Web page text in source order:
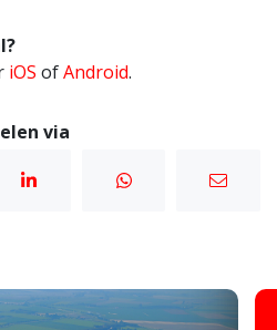
iOS ofAndroid.
via